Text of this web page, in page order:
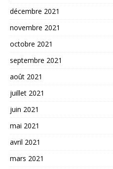
décembre 2021
novembre 2021
octobre 2021
septembre 2021
août 2021
juillet 2021
juin 2021
mai 2021
avril 2021
mars 2021